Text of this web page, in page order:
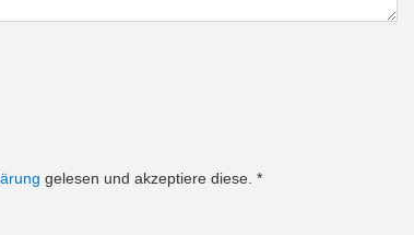
gelesen und akzeptiere diese.*